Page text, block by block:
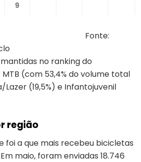
9
no ranking do
(com 53,4% do volume total
(19,5%) e Infantojuvenil
região
foi a que mais recebeu bicicletas
maio, foram enviadas 18.746